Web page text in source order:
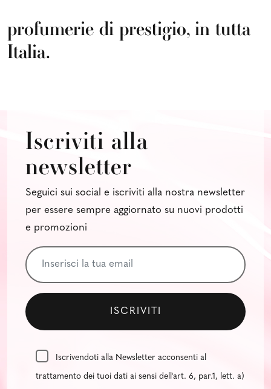
profumerie di prestigio, in tutta
Italia.
Iscriviti alla
newsletter
Seguici sui social e iscriviti alla nostra newsletter
per essere sempre aggiornato su nuovi prodotti
e promozioni
Iscrivendoti alla Newsletter acconsenti al
trattamento dei tuoi dati ai sensi dell'art. 6, par.1, lett. a)